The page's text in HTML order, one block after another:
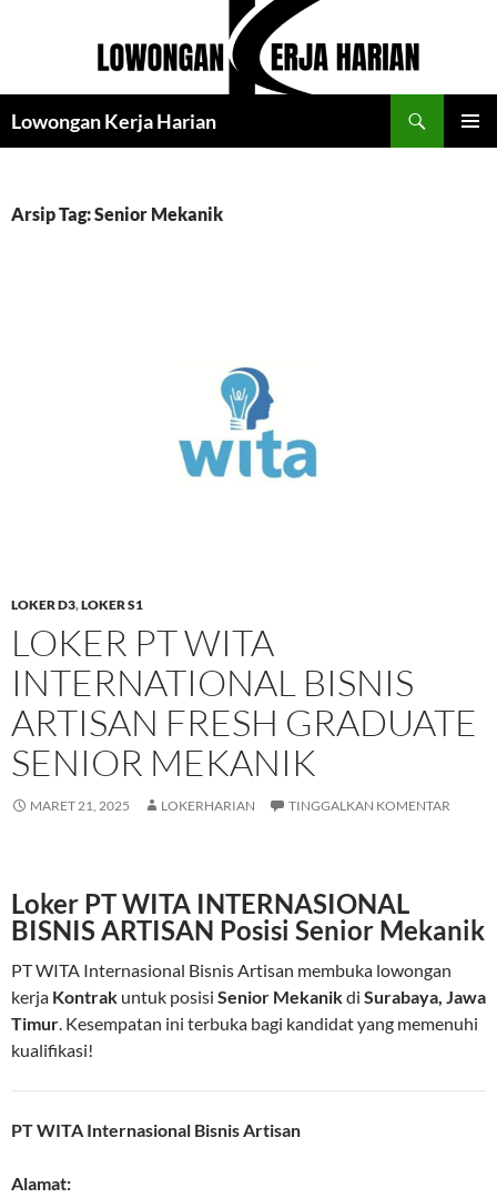
Lowongan Kerja Harian
Arsip Tag: Senior Mekanik
LOKER D3,LOKER S1
LOKER PT WITA
INTERNATIONAL BISNIS
ARTISAN FRESH GRADUATE
SENIOR MEKANIK
MARET 21, 2025 LOKERHARIAN TINGGALKAN KOMENTAR
Loker PT WITA INTERNASIONAL
BISNIS ARTISAN Posisi Senior Mekanik
PT WITA Internasional Bisnis Artisan membuka lowongan
kerja Kontrak untuk posisi Senior Mekanikdi Surabaya, Jawa
Timur. Kesempatan ini terbuka bagi kandidat yang memenuhi
kualifikasi!
PT WITA Internasional Bisnis Artisan
Alamat: